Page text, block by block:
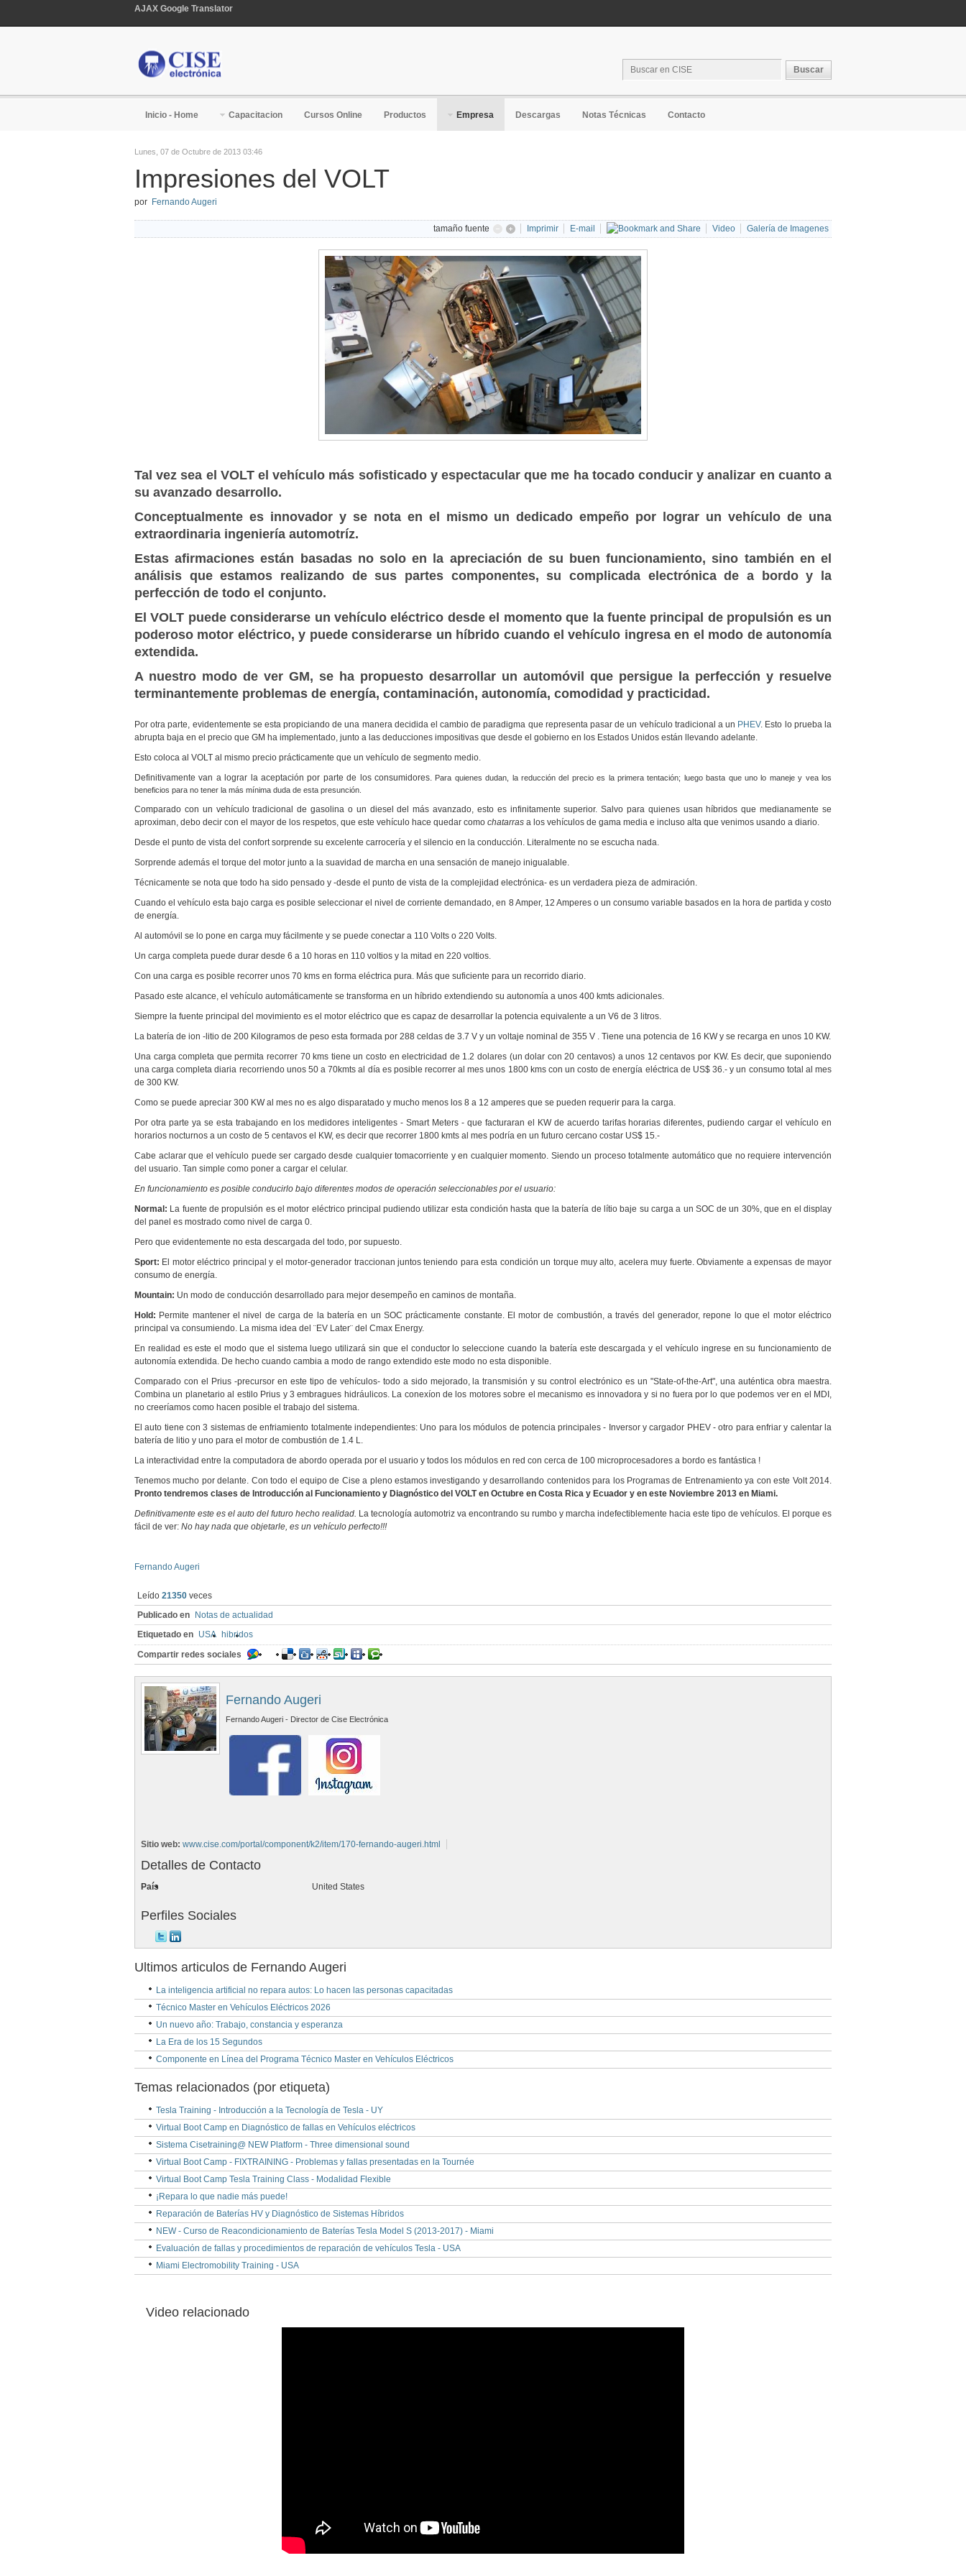
AJAX Google Translator
Inicio - Home Capacitacion Cursos Online Productos Empresa Descargas Notas Técnicas Contacto
Lunes, 07 de Octubre de 2013 03:46
Impresiones del VOLT
por Fernando Augeri
tamaño fuente Imprimir E-mail Video Galería de Imagenes
Tal vez sea el VOLT el vehículo más sofisticado y espectacular que me ha tocado conducir y analizar en cuanto a
su avanzado desarrollo.
Conceptualmente es innovador y se nota en el mismo un dedicado empeño por lograr un vehículo de una
extraordinaria ingeniería automotríz.
Estas afirmaciones están basadas no solo en la apreciación de su buen funcionamiento, sino también en el
análisis que estamos realizando de sus partes componentes, su complicada electrónica de a bordo y la
perfección de todo el conjunto.
El VOLT puede considerarse un vehículo eléctrico desde el momento que la fuente principal de propulsión es un
poderoso motor eléctrico, y puede considerarse un híbrido cuando el vehículo ingresa en el modo de autonomía
extendida.
A nuestro modo de ver GM, se ha propuesto desarrollar un automóvil que persigue la perfección y resuelve
terminantemente problemas de energía, contaminación, autonomía, comodidad y practicidad.
Por otra parte, evidentemente se esta propiciando de una manera decidida el cambio de paradigma que representa pasar de un vehículo tradicional a un PHEV. Esto lo prueba la
abrupta baja en el precio que GM ha implementado, junto a las deducciones impositivas que desde el gobierno en los Estados Unidos están llevando adelante.
Esto coloca al VOLT al mismo precio prácticamente que un vehículo de segmento medio.
Definitivamente van a lograr la aceptación por parte de los consumidores. Para quienes dudan, la reducción del precio es la primera tentación; luego basta que uno lo maneje y vea los
beneficios para no tener la más mínima duda de esta presunción.
Comparado con un vehículo tradicional de gasolina o un diesel del más avanzado, esto es infinitamente superior. Salvo para quienes usan híbridos que medianamente se
aproximan, debo decir con el mayor de los respetos, que este vehículo hace quedar como chatarras a los vehículos de gama media e incluso alta que venimos usando a diario.
Desde el punto de vista del confort sorprende su excelente carrocería y el silencio en la conducción. Literalmente no se escucha nada.
Sorprende además el torque del motor junto a la suavidad de marcha en una sensación de manejo inigualable.
Técnicamente se nota que todo ha sido pensado y -desde el punto de vista de la complejidad electrónica- es un verdadera pieza de admiración.
Cuando el vehículo esta bajo carga es posible seleccionar el nivel de corriente demandado, en 8 Amper, 12 Amperes o un consumo variable basados en la hora de partida y costo
de energía.
Al automóvil se lo pone en carga muy fácilmente y se puede conectar a 110 Volts o 220 Volts.
Un carga completa puede durar desde 6 a 10 horas en 110 voltios y la mitad en 220 voltios.
Con una carga es posible recorrer unos 70 kms en forma eléctrica pura. Más que suficiente para un recorrido diario.
Pasado este alcance, el vehículo automáticamente se transforma en un híbrido extendiendo su autonomía a unos 400 kmts adicionales.
Siempre la fuente principal del movimiento es el motor eléctrico que es capaz de desarrollar la potencia equivalente a un V6 de 3 litros.
La batería de ion -litio de 200 Kilogramos de peso esta formada por 288 celdas de 3.7 V y un voltaje nominal de 355 V . Tiene una potencia de 16 KW y se recarga en unos 10 KW.
Una carga completa que permita recorrer 70 kms tiene un costo en electricidad de 1.2 dolares (un dolar con 20 centavos) a unos 12 centavos por KW. Es decir, que suponiendo
una carga completa diaria recorriendo unos 50 a 70kmts al día es posible recorrer al mes unos 1800 kms con un costo de energía eléctrica de US$ 36.- y un consumo total al mes
de 300 KW.
Como se puede apreciar 300 KW al mes no es algo disparatado y mucho menos los 8 a 12 amperes que se pueden requerir para la carga.
Por otra parte ya se esta trabajando en los medidores inteligentes - Smart Meters - que facturaran el KW de acuerdo tarifas horarias diferentes, pudiendo cargar el vehículo en
horarios nocturnos a un costo de 5 centavos el KW, es decir que recorrer 1800 kmts al mes podría en un futuro cercano costar US$ 15.-
Cabe aclarar que el vehículo puede ser cargado desde cualquier tomacorriente y en cualquier momento. Siendo un proceso totalmente automático que no requiere intervención
del usuario. Tan simple como poner a cargar el celular.
En funcionamiento es posible conducirlo bajo diferentes modos de operación seleccionables por el usuario:
Normal: La fuente de propulsión es el motor eléctrico principal pudiendo utilizar esta condición hasta que la batería de lítio baje su carga a un SOC de un 30%, que en el display
del panel es mostrado como nivel de carga 0.
Pero que evidentemente no esta descargada del todo, por supuesto.
Sport: El motor eléctrico principal y el motor-generador traccionan juntos teniendo para esta condición un torque muy alto, acelera muy fuerte. Obviamente a expensas de mayor
consumo de energía.
Mountain: Un modo de conducción desarrollado para mejor desempeño en caminos de montaña.
Hold: Permite mantener el nivel de carga de la batería en un SOC prácticamente constante. El motor de combustión, a través del generador, repone lo que el motor eléctrico
principal va consumiendo. La misma idea del ¨EV Later¨ del Cmax Energy.
En realidad es este el modo que el sistema luego utilizará sin que el conductor lo seleccione cuando la batería este descargada y el vehículo ingrese en su funcionamiento de
autonomía extendida. De hecho cuando cambia a modo de rango extendido este modo no esta disponible.
Comparado con el Prius -precursor en este tipo de vehículos- todo a sido mejorado, la transmisión y su control electrónico es un "State-of-the-Art", una auténtica obra maestra.
Combina un planetario al estilo Prius y 3 embragues hidráulicos. La conexíon de los motores sobre el mecanismo es innovadora y si no fuera por lo que podemos ver en el MDI,
no creeríamos como hacen posible el trabajo del sistema.
El auto tiene con 3 sistemas de enfriamiento totalmente independientes: Uno para los módulos de potencia principales - Inversor y cargador PHEV - otro para enfriar y calentar la
batería de litio y uno para el motor de combustión de 1.4 L.
La interactividad entre la computadora de abordo operada por el usuario y todos los módulos en red con cerca de 100 microprocesadores a bordo es fantástica !
Tenemos mucho por delante. Con todo el equipo de Cise a pleno estamos investigando y desarrollando contenidos para los Programas de Entrenamiento ya con este Volt 2014.
Pronto tendremos clases de Introducción al Funcionamiento y Diagnóstico del VOLT en Octubre en Costa Rica y Ecuador y en este Noviembre 2013 en Miami.
Definitivamente este es el auto del futuro hecho realidad. La tecnología automotriz va encontrando su rumbo y marcha indefectiblemente hacia este tipo de vehículos. El porque es
fácil de ver: No hay nada que objetarle, es un vehículo perfecto!!!
Fernando Augeri
Leído 21350 veces
Publicado en
Notas de actualidad
Etiquetado en USA
hibridos
Compartir redes sociales
Fernando Augeri
Fernando Augeri - Director de Cise Electrónica
Sitio web: www.cise.com/portal/component/k2/item/170-fernando-augeri.html
Detalles de Contacto
País United States
Perfiles Sociales
Ultimos articulos de Fernando Augeri
La inteligencia artificial no repara autos: Lo hacen las personas capacitadas
Técnico Master en Vehículos Eléctricos 2026
Un nuevo año: Trabajo, constancia y esperanza
La Era de los 15 Segundos
Componente en Línea del Programa Técnico Master en Vehículos Eléctricos
Temas relacionados (por etiqueta)
Tesla Training - Introducción a la Tecnología de Tesla - UY
Virtual Boot Camp en Diagnóstico de fallas en Vehículos eléctricos
Sistema Cisetraining@ NEW Platform - Three dimensional sound
Virtual Boot Camp - FIXTRAINING - Problemas y fallas presentadas en la Tournée
Virtual Boot Camp Tesla Training Class - Modalidad Flexible
¡Repara lo que nadie más puede!
Reparación de Baterías HV y Diagnóstico de Sistemas Híbridos
NEW - Curso de Reacondicionamiento de Baterías Tesla Model S (2013-2017) - Miami
Evaluación de fallas y procedimientos de reparación de vehículos Tesla - USA
Miami Electromobility Training - USA
Video relacionado